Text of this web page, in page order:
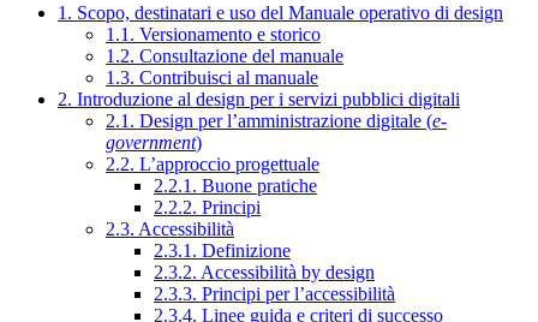
1. Scopo, destinatari e uso del Manuale operativo di design
1.1. Versionamento e storico
1.2. Consultazione del manuale
1.3. Contribuisci al manuale
2. Introduzione al design per i servizi pubblici digitali
2.1. Design per l’amministrazione digitale (e-
government)
2.2. L’approccio progettuale
2.2.1. Buone pratiche
2.2.2. Principi
2.3. Accessibilità
2.3.1. Definizione
2.3.2. Accessibilità by design
2.3.3. Principi per l’accessibilità
2.3.4. Linee guida e criteri di successo